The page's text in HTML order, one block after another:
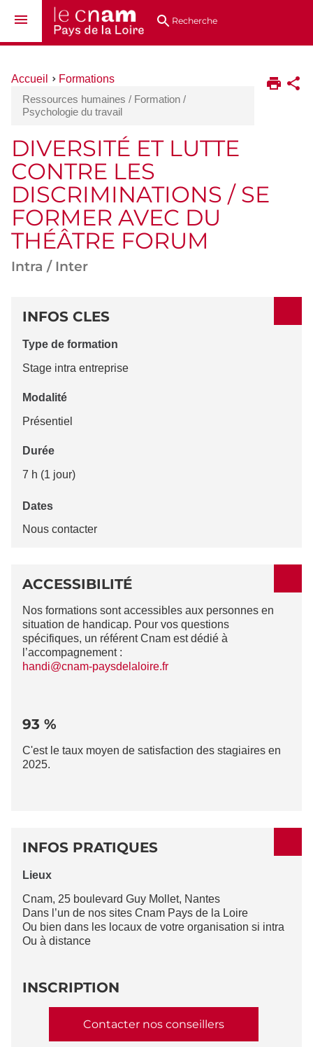
au
directsRecherche
Vous
ici :
Accueil
Formations
Ressources humaines / Formation /
Psychologie du travail
DIVERSITÉ ET LUTTE
CONTRE LES
DISCRIMINATIONS / SE
FORMER AVEC DU
THÉÂTRE FORUM
Intra / Inter
DÉTAILS
INFOS CLES
Type de formation
Stage intra entreprise
Modalité
Présentiel
Durée
7 h (1 jour)
Dates
Nous contacter
ACCESSIBILITÉ
Nos formations sont accessibles aux personnes en
situation de handicap. Pour vos questions
spécifiques, un référent Cnam est dédié à
l’accompagnement :
handi@cnam-paysdelaloire.fr
93 %
C'est le taux moyen de satisfaction des stagiaires en
2025.
INFOS PRATIQUES
Lieux
Cnam, 25 boulevard Guy Mollet, Nantes
Dans l’un de nos sites Cnam Pays de la Loire
Ou bien dans les locaux de votre organisation si intra
Ou à distance
INSCRIPTION
Contacter nos conseillers